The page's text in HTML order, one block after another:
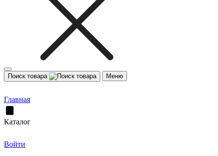
Поиск товара Меню
Главная
Каталог
Войти